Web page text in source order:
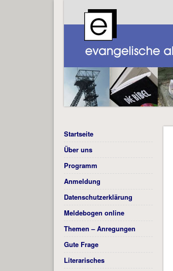
Startseite
Über uns
Programm
Anmeldung
Datenschutzerklärung
Meldebogen online
Themen – Anregungen
Gute Frage
Literarisches